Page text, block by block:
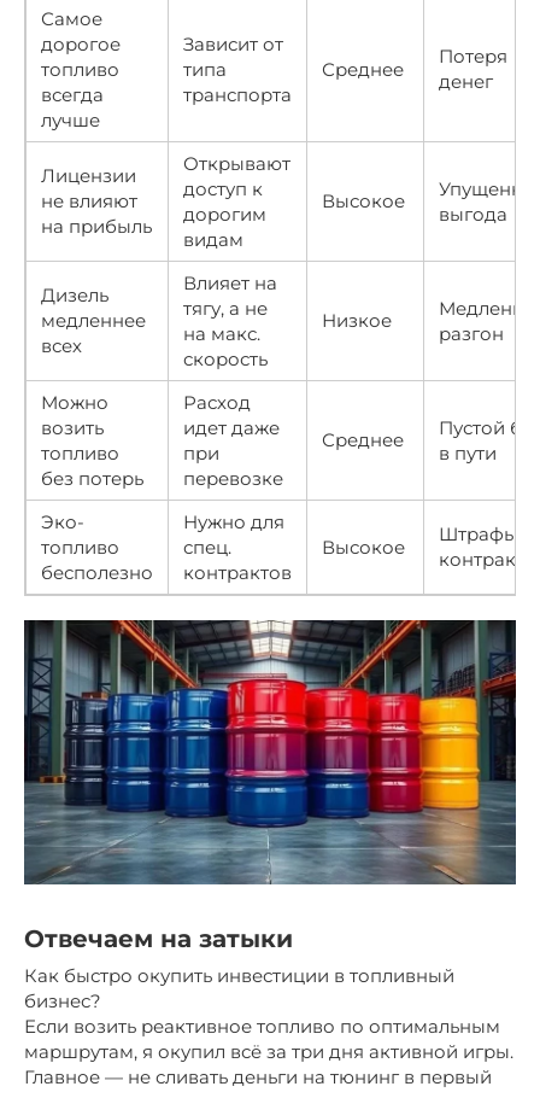
Самое
дорогое
топливо
всегда
лучше
Зависит от
типа
транспорта
Среднее
Потеря
денег
Лицензии
не влияют
на прибыль
Открывают
доступ к
дорогим
видам
Высокое
выгода
Дизель
медленнее
всех
Влияет на
тягу, а не
на макс.
скорость
Низкое
разгон
Можно
возить
топливо
без потерь
Расход
идет даже
при
перевозке
Среднее
Пустой
в пути
Эко-
топливо
бесполезно
Нужно для
спец.
контрактов
Высокое
Штрафы
контракту
Отвечаем на затыки
Как быстро окупить инвестиции в топливный
бизнес?
Если возить реактивное топливо по оптимальным
маршрутам, я окупил всё за три дня активной игры.
Главное — не сливать деньги на тюнинг в первый